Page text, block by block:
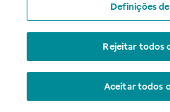
Definições
Rejeitar todos
Aceitar todos